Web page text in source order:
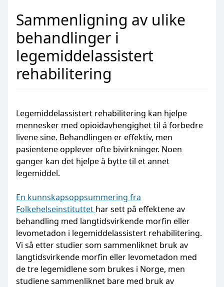
Sammenligning av ulike
behandlinger i
legemiddelassistert
rehabilitering
Legemiddelassistert rehabilitering kan hjelpe
mennesker med opioidavhengighet til å forbedre
livene sine. Behandlingen er effektiv, men
pasientene opplever ofte bivirkninger. Noen
ganger kan det hjelpe å bytte til et annet
legemiddel.
En kunnskapsoppsummering fra
Folkehelseinstituttet har sett på effektene av
behandling med langtidsvirkende morfin eller
levometadon i legemiddelassistert rehabilitering.
Vi så etter studier som sammenliknet bruk av
langtidsvirkende morfin eller levometadon med
de tre legemidlene som brukes i Norge, men
studiene sammenliknet bare med bruk av